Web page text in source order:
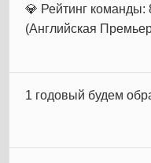
💎 Рейтинг команды:
(Английская
1 годовый будем